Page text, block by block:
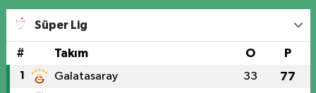
Süper Lig
# Takım O P
1 Galatasaray 33 77